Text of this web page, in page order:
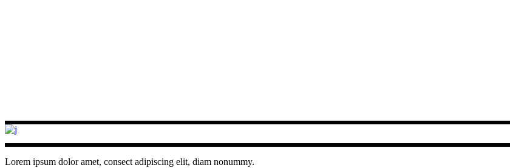
Lorem ipsum dolor amet, consect adipiscing elit, diam nonummy.